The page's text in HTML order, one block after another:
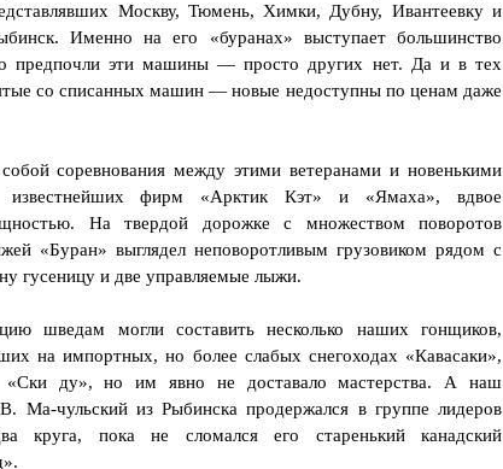
Москву, Тюмень, Химки, Дубну, Ивантеевку и
Именно на его «буранах» выступает большинство
предпочли эти машины — просто других нет. Да и в тех
со списанных машин — новые недоступны по ценам даже
соревнования между этими ветеранами и новенькими
фирм «Арктик Кэт» и «Ямаха», вдвое
На твердой дорожке с множеством поворотов
«Буран» выглядел неповоротливым грузовиком рядом с
гусеницу и две управляемые лыжи.
шведам могли составить несколько наших гонщиков,
на импортных, но более слабых снегоходах «Кавасаки»,
«Ски ду», но им явно не доставало мастерства. А наш
Ма-чульский из Рыбинска продержался в группе лидеров
круга, пока не сломался его старенький канадский